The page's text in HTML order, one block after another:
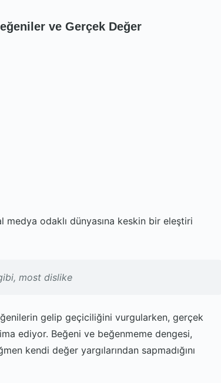
ve Gerçek Değer
medya odaklı dünyasına keskin bir eleştiri
most dislike
gelip geçiciliğini vurgularken, gerçek
ediyor. Beğeni ve beğenmeme dengesi,
kendi değer yargılarından sapmadığını